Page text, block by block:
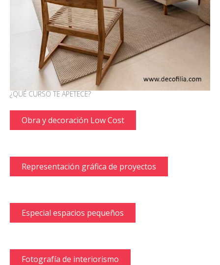
¿QUÉ CURSO TE APETECE?
Obra y decoración Low Cost
Representación gráfica de proyectos
Especial espacios pequeños
Fotografía de interiorismo